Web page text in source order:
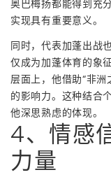
奥巴梅扬都能得到充
实现具有重要意义。
同时，代表加蓬出战
仅成为加蓬体育的象
层面上，他借助“非
的影响力。这种结合
他深思熟虑的体现。
4、情感
力量